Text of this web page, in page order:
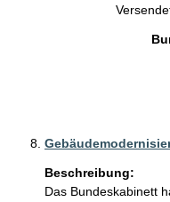
Beschreibung:
Das Bundeskabinett